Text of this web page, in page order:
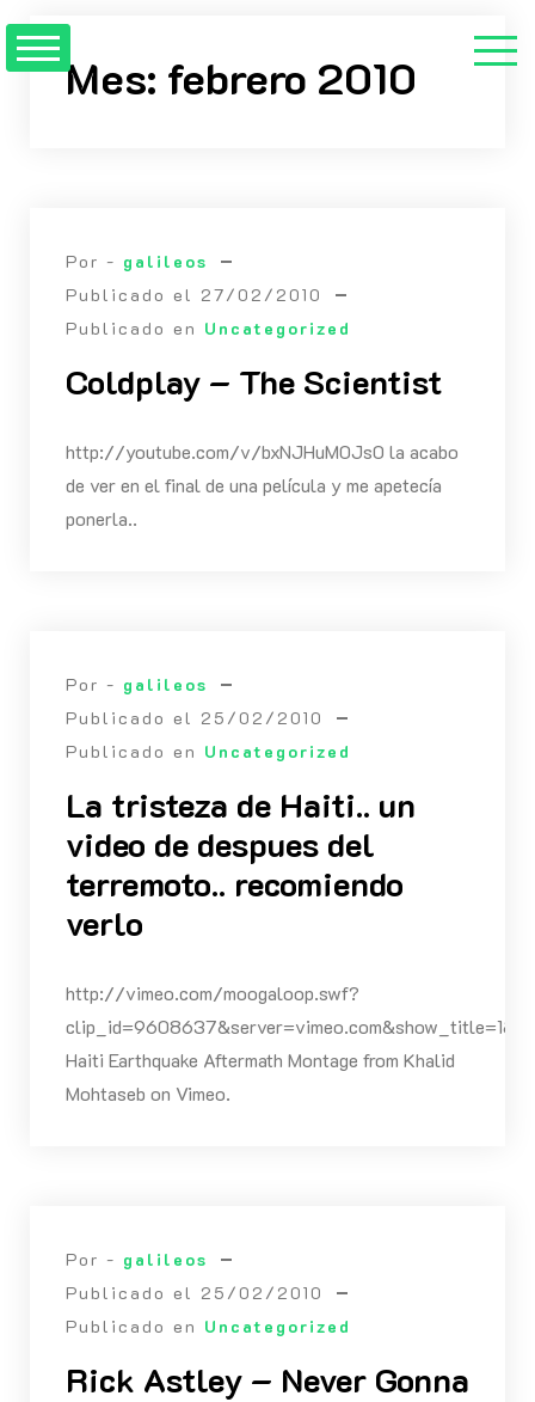
contenidoMes: febrero 2010
Por - galileos
Publicado el 27/02/2010
Publicado en Uncategorized
Coldplay – The Scientist
http://youtube.com/v/bxNJHuM0Js0 la acabo
de ver en el final de una película y me apetecía
ponerla..
Por - galileos
Publicado el 25/02/2010
Publicado en Uncategorized
La tristeza de Haiti.. un
video de despues del
terremoto.. recomiendo
verlo
http://vimeo.com/moogaloop.swf?
Haiti Earthquake Aftermath Montage from Khalid
Mohtaseb on Vimeo.
Por - galileos
Publicado el 25/02/2010
Publicado en Uncategorized
Rick Astley – Never Gonna